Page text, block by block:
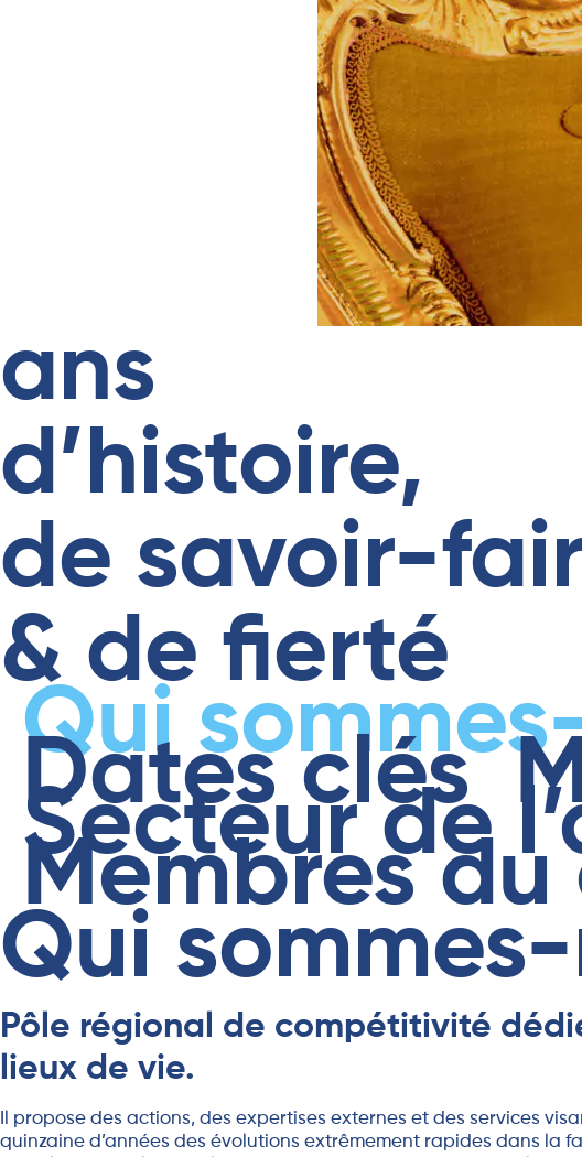
ans
d’histoire,
de savoir-
& de fierté
Qui
Dates clés
Secteur de
Membres du
Qui
Pôle régional de compétitivité
lieux de vie.
Il propose des actions, des expertises externes et des services
quinzaine d’années des évolutions extrêmement rapides dans la